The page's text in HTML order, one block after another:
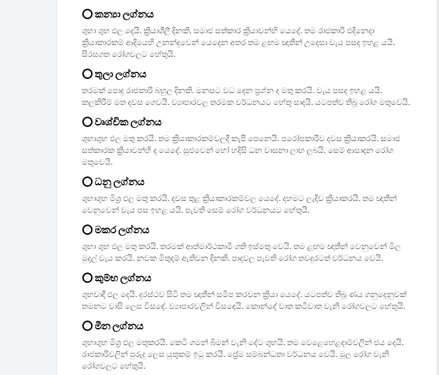
⭕ කන්‍යා ලග්නය
ශුභා ශුභ ඵල දෙයි. ක්‍රියාශීලී දිනකි. සමාජ සත්කාර ක්‍රියාවන්හි යෙදේ. තම රාජකාරි එදිනෙදා
ක්‍රියාකාරකම් ආදියෙහි උනන්දුවෙන් යෙදෙන අතර තම ළඟම ඥාතීන් උදෙසා වැය පසද ඉහළ යයි.
සිරසගත රෝගවලට හේතුයි.
⭕ තුලා ලග්නය
තරමක් පොදු රාජකාරි බහුල දිනකි. මනසට වධ දෙන ප්‍රශ්න ද මතු කරයි. වැය පසද ඉහළ යයි.
කලකිරීම් මත දවස ගෙවයි. ව්‍යාපාරවල තරමක වර්ධනයට හේතු සාදයි. යටපත්ව තිබූ රෝග මතුවෙයි.
⭕ වෘශ්චික ලග්නය
ශුභාශුභ ඵල මතු කරයි. තම ක්‍රියාකාරකම්වලදී කැපී පෙනෙයි. පරෝපකාරීව දවස ක්‍රියාකරයි. සමාජ
සත්කාරක ක්‍රියාවන්හි ද යෙදේ. සුළුවෙන් හෝ හදිසි ධන වාසනා ලාභ ලබයි. සෙම් ආසාදන රෝග
මතුවෙයි.
⭕ ධනු ලග්නය
ශුභාශුභ මිශ්‍ර ඵල මතු කරයි. දවස තුළ ක්‍රියාකාරකම්වල යෙදේ. දහමට ලැදිව ක්‍රියාකරයි. තම ඥාතීන්
වෙනුවෙන් වැය පස ඉහළ යයි. පැවති සෙම් රෝග වර්ධනයට හේතුයි.
⭕ මකර ලග්නය
ශුභා ශුභ ඵල මතු කරයි. තරමක් ආත්මාර්ථකාමී ගති ඉස්මතු වෙයි. තම ළඟම ඥාතීන් වෙනුවෙන් මිල
මුදල් වැය කරයි. නවක මිතුදම් ඇතිවන දිනකි. පාදවල පැවති රෝග තවදුරටත් වර්ධනය වෙයි.
⭕ කුම්භ ලග්නය
ශුභවාදී ඵල දෙයි. දුරස්ථව සිටි තම ඥාතීන් සමීප කරවන ක්‍රියා යෙදේ. යටපත්ව තිබූ ණය ගනුදෙනුවක්
තමනට වාසි ලෙස විසඳේ. ව්‍යාපාරවලින් විසඳෙයි. කොන්දේ වාත කටීවාත වැනි රෝගවලට හේතුයි.
⭕ මීන ලග්නය
ශුභාශුභ මිශ්‍ර ඵල මතුකරයි. කෙටි ගමන් බිමන් වැනි දේට ශුභයි. තම වෙළෙහෙළදාම්වලින් ජය දෙයි.
රාජකාරිවලින් පුරුදු ලෙස යුතුකම් ඉටු කරයි. ප්‍රේම සම්බන්ධතා වර්ධනය වෙයි. මූල රෝග වැනි
රෝගවලට හේතුයි.